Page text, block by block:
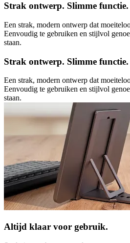
Strak ontwerp. Slimme functie.
Een strak, modern ontwerp dat
Eenvoudig te gebruiken en stijlvol
staan.
Strak ontwerp. Slimme functie.
Een strak, modern ontwerp dat
Eenvoudig te gebruiken en stijlvol
staan.
Altijd klaar voor gebruik.